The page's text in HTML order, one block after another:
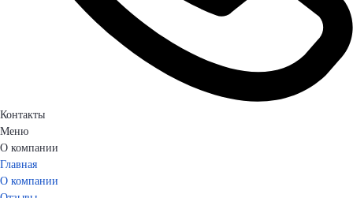
Контакты
Меню
О компании
Главная
О компании